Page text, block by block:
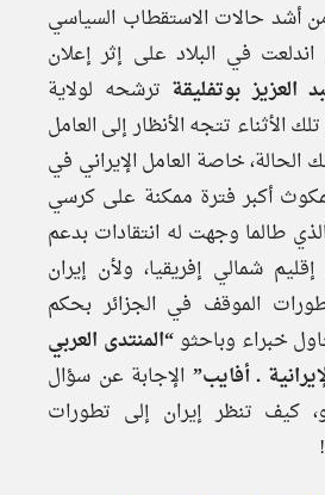
أشد حالات الاستقطاب السياسي
في البلاد على إثر إعلان
العزيز بوتفليقة ترشحه لولاية
الأثناء تتجه الأنظار إلى العامل
الحالة، خاصة العامل الإيراني في
أكبر فترة ممكنة على كرسي
طالما وجهت له انتقادات بدعم
شمالي إفريقيا، ولأن إيران
الموقف في الجزائر بحكم
خبراء وباحثو“المنتدى العربي
ـ أفايب” الإجابة عن سؤال
كيف تنظر إيران إلى تطورات